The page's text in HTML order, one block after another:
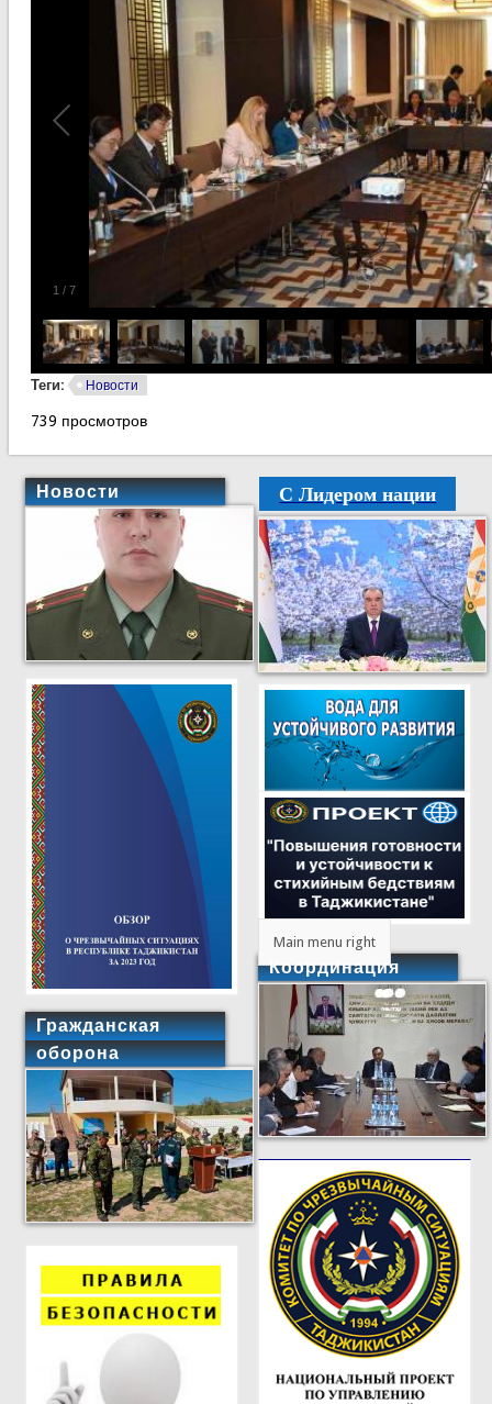
1 / 7
Теги: Новости
739 просмотров
Новости
Гражданская
оборона
С Лидером нации
Main menu right
Координация